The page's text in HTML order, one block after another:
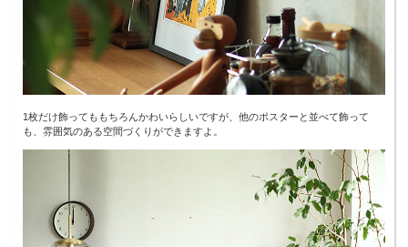
1枚だけ飾ってももちろんかわいらしいですが、他のポスターと並べて飾って
も、雰囲気のある空間づくりができますよ。